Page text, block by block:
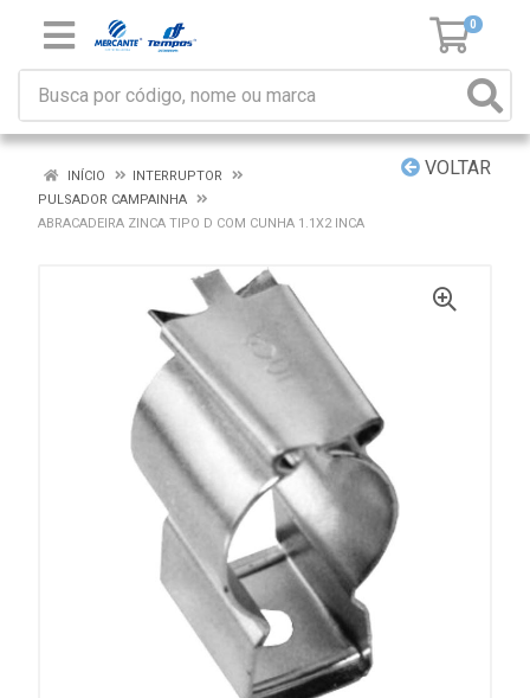
0
VOLTAR
INÍCIO
INTERRUPTOR
PULSADOR CAMPAINHA
ABRACADEIRA ZINCA TIPO D COM CUNHA 1.1X2 INCA